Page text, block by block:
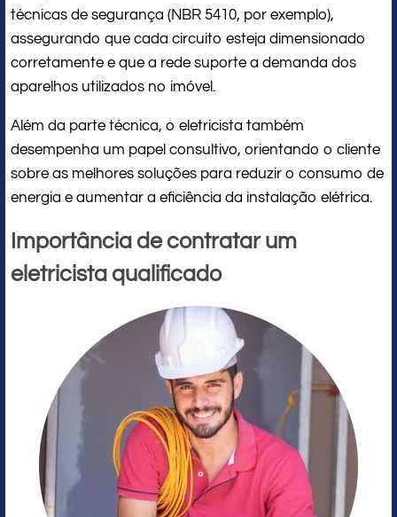
técnicas de segurança (NBR 5410, por exemplo),
assegurando que cada circuito esteja dimensionado
corretamente e que a rede suporte a demanda dos
aparelhos utilizados no imóvel.
Além da parte técnica, o eletricista também
desempenha um papel consultivo, orientando o cliente
sobre as melhores soluções para reduzir o consumo de
energia e aumentar a eficiência da instalação elétrica.
Importância de contratar um
eletricista qualificado